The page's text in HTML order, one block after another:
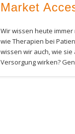
Market
Wir wissen heute
wie Therapien bei
wissen wir auch, wie sie
Versorgung wirken?